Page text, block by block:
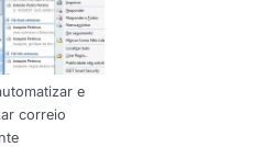
e
correio